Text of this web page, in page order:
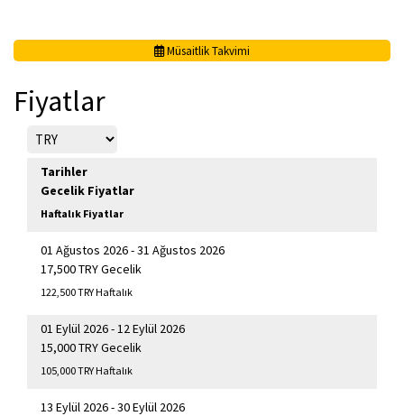
Müsaitlik Takvimi
Fiyatlar
Tarihler
Gecelik Fiyatlar
Haftalık Fiyatlar
01 Ağustos 2026 - 31 Ağustos 2026
17,500 TRY Gecelik
122,500 TRY Haftalık
01 Eylül 2026 - 12 Eylül 2026
15,000 TRY Gecelik
105,000 TRY Haftalık
13 Eylül 2026 - 30 Eylül 2026